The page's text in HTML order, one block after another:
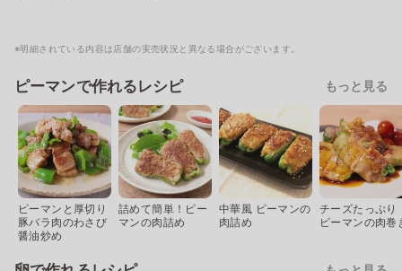
※明細されている内容は店舗の実売状況と異なる場合がございます。
ピーマンで作れるレシピ もっと見る
ピーマンと厚切り
豚バラ肉のわさび
醤油炒め
詰めて簡単！ピー
マンの肉詰め
中華風 ピーマンの
肉詰め
チーズたっぷり
ピーマンの肉巻